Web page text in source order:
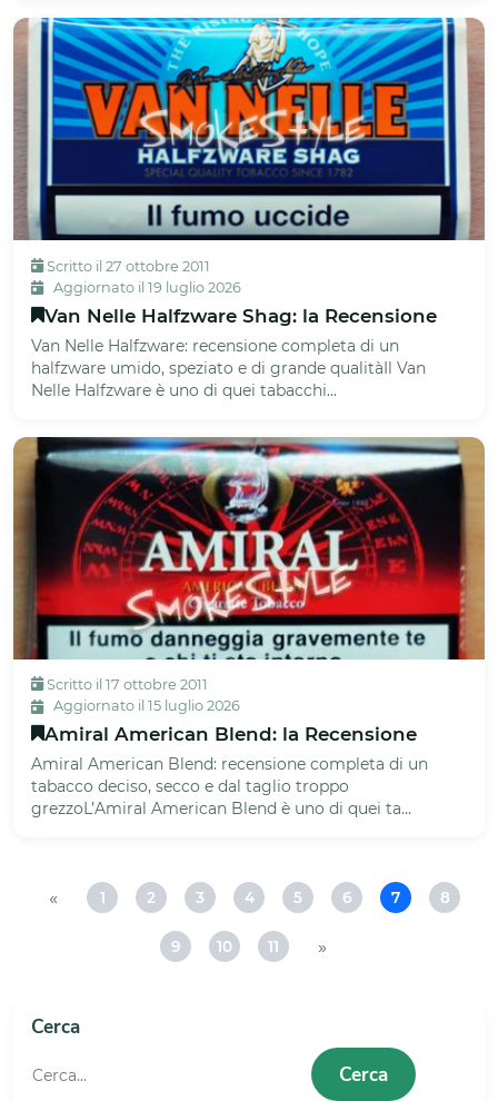
Scritto il 27 ottobre 2011
Aggiornato il 19 luglio 2026
Van Nelle Halfzware Shag: la Recensione
Van Nelle Halfzware: recensione completa di un
halfzware umido, speziato e di grande qualitàIl Van
Nelle Halfzware è uno di quei tabacchi...
Scritto il 17 ottobre 2011
Aggiornato il 15 luglio 2026
Amiral American Blend: la Recensione
Amiral American Blend: recensione completa di un
tabacco deciso, secco e dal taglio troppo
grezzoL’Amiral American Blend è uno di quei ta...
« 1
Pagina
2
Pagina
2
3
Pagina
3
4
Pagina
4
5
Pagina
6
Pagina
7
Pagina
8
9
Pagina
10
Pagina
11
Pagina
»
Cerca
Cerca